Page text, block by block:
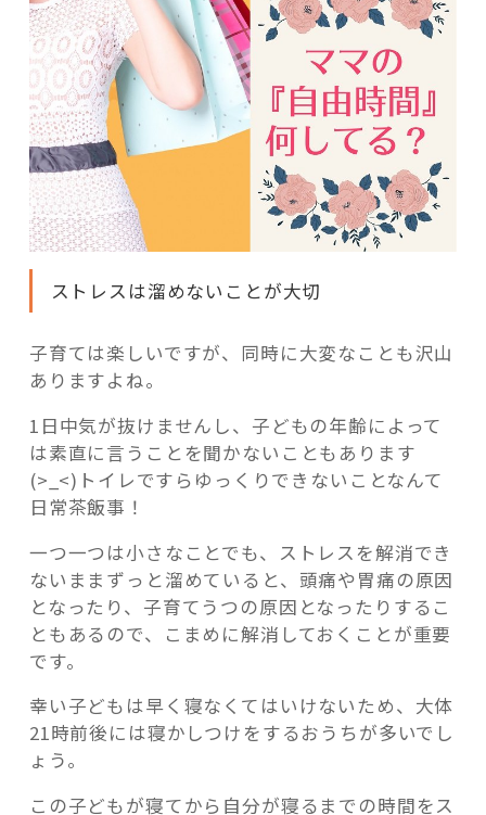
ストレスは溜めないことが大切
子育ては楽しいですが、同時に大変なことも沢山
ありますよね。
1日中気が抜けませんし、子どもの年齢によって
は素直に言うことを聞かないこともあります
(>_<)トイレですらゆっくりできないことなんて
日常茶飯事！
一つ一つは小さなことでも、ストレスを解消でき
ないままずっと溜めていると、頭痛や胃痛の原因
となったり、子育てうつの原因となったりするこ
ともあるので、こまめに解消しておくことが重要
です。
幸い子どもは早く寝なくてはいけないため、大体
21時前後には寝かしつけをするおうちが多いでし
ょう。
この子どもが寝てから自分が寝るまでの時間をス